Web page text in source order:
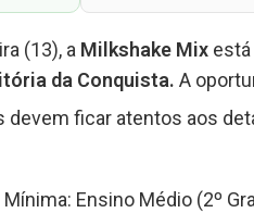
(13), a Milkshake Mix
da Conquista. A
devem ficar atentos aos
Ensino Médio (2º